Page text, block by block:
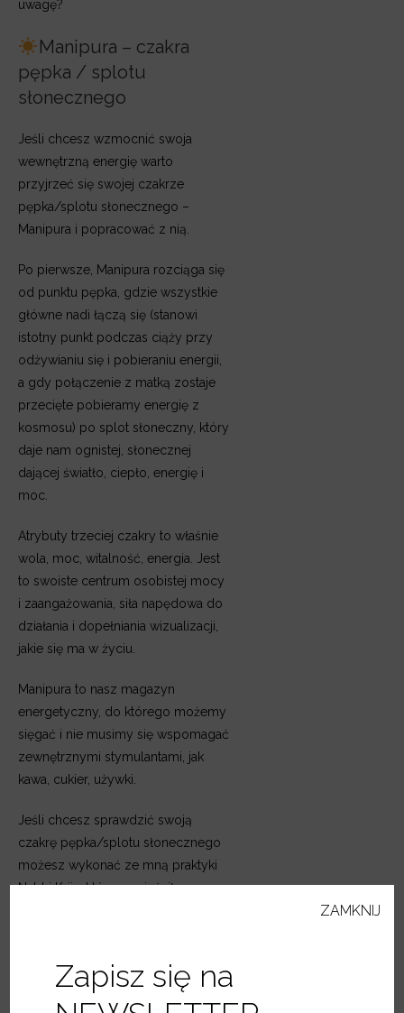
uwagę?
Manipura – czakra
pępka / splotu
słonecznego
Jeśli chcesz wzmocnić swoja
wewnętrzną energię warto
przyjrzeć się swojej czakrze
pępka/splotu słonecznego –
Manipura i popracować z nią.
Po pierwsze, Manipura rozciąga się
od punktu pępka, gdzie wszystkie
główne nadi łączą się (stanowi
istotny punkt podczas ciąży przy
odżywianiu się i pobieraniu energii,
a gdy połączenie z matką zostaje
przecięte pobieramy energię z
kosmosu) po splot słoneczny, który
daje nam ognistej, słonecznej
dającej światło, ciepło, energię i
moc.
Atrybuty trzeciej czakry to właśnie
wola, moc, witalność, energia. Jest
to swoiste centrum osobistej mocy
i zaangażowania, siła napędowa do
działania i dopełniania wizualizacji,
jakie się ma w życiu.
Manipura to nasz magazyn
energetyczny, do którego możemy
sięgać i nie musimy się wspomagać
zewnętrznymi stymulantami, jak
kawa, cukier, używki.
Jeśli chcesz sprawdzić swoją
czakrę pępka/splotu słonecznego
możesz wykonać ze mną praktyki
Nabhi Krija, którą zamieściłem na
energii.Zapisz się na
ZAMKNIJ